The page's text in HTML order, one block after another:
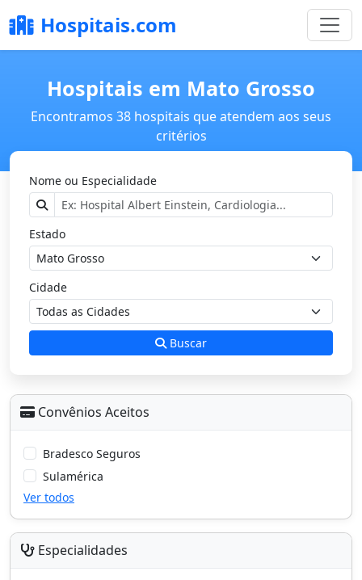
Hospitais.com
Hospitais em Mato Grosso
Encontramos 38 hospitais que atendem aos seus
critérios
Nome ou Especialidade
Estado
Cidade
Buscar
Convênios Aceitos
Bradesco Seguros
Sulamérica
Ver todos
Especialidades